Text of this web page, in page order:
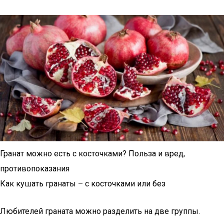
Гранат можно есть с косточками? Польза и вред,
противопоказания
Как кушать гранаты – с косточками или без
Любителей граната можно разделить на две группы.